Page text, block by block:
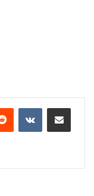
Reddit VKontakteShare via Email